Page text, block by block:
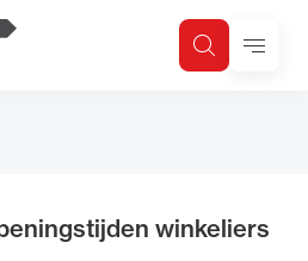
ZoekenMenu
winkeliers